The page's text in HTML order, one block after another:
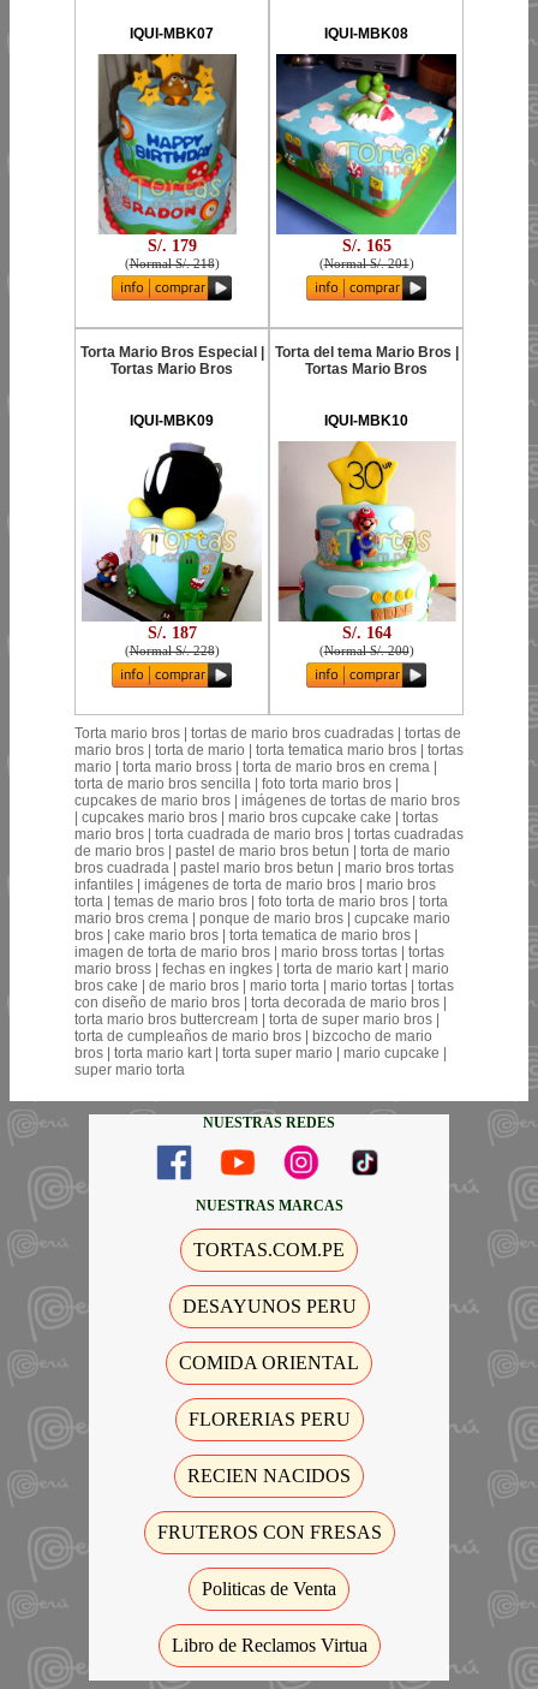
IQUI-MBK07
S/. 179
(Normal S/. 218)
IQUI-MBK08
S/. 165
(Normal S/. 201)
Torta Mario Bros Especial |
Tortas Mario Bros
IQUI-MBK09
S/. 187
(Normal S/. 228)
Torta del tema Mario Bros |
Tortas Mario Bros
IQUI-MBK10
S/. 164
(Normal S/. 200)
Torta mario bros | tortas de mario bros cuadradas | tortas de
mario bros | torta de mario | torta tematica mario bros | tortas
mario | torta mario bross | torta de mario bros en crema |
torta de mario bros sencilla | foto torta mario bros |
cupcakes de mario bros | imágenes de tortas de mario bros
| cupcakes mario bros | mario bros cupcake cake | tortas
mario bros | torta cuadrada de mario bros | tortas cuadradas
de mario bros | pastel de mario bros betun | torta de mario
bros cuadrada | pastel mario bros betun | mario bros tortas
infantiles | imágenes de torta de mario bros | mario bros
torta | temas de mario bros | foto torta de mario bros | torta
mario bros crema | ponque de mario bros | cupcake mario
bros | cake mario bros | torta tematica de mario bros |
imagen de torta de mario bros | mario bross tortas | tortas
mario bross | fechas en ingkes | torta de mario kart | mario
bros cake | de mario bros | mario torta | mario tortas | tortas
con diseño de mario bros | torta decorada de mario bros |
torta mario bros buttercream | torta de super mario bros |
torta de cumpleaños de mario bros | bizcocho de mario
bros | torta mario kart | torta super mario | mario cupcake |
super mario torta
NUESTRAS REDES
NUESTRAS MARCAS
TORTAS.COM.PE
DESAYUNOS PERU
COMIDA ORIENTAL
FLORERIAS PERU
RECIEN NACIDOS
FRUTEROS CON FRESAS
Politicas de Venta
Libro de Reclamos Virtua